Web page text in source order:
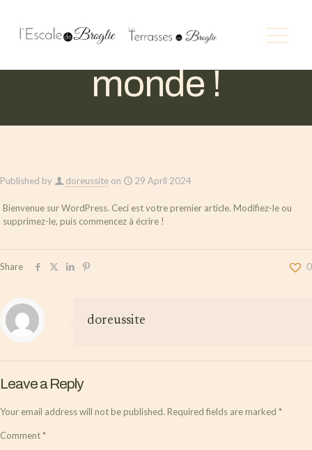
Bonjour tout le
monde !
Published by doreussite on 29 April 2024
Bienvenue sur WordPress. Ceci est votre premier article. Modifiez-le ou
supprimez-le, puis commencez à écrire !
Share 0
doreussite
Leave a Reply
Your email address will not be published. Required fields are marked *
Comment*